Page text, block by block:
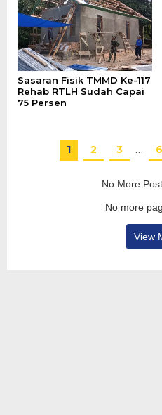
Sasaran Fisik TMMD Ke-117
Rehab RTLH Sudah Capai
75 Persen
1 2 3 …
No More
No more
View